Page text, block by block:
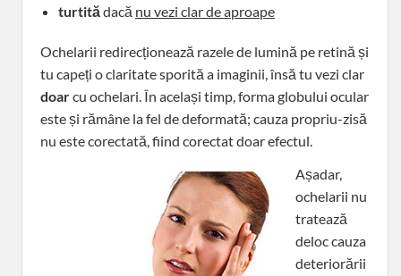
turtitădacă nu vezi clar de aproape
Ochelarii redirecționează razele de lumină pe retină și
tu capeți o claritate sporită a imaginii, însă tu vezi clar
doarcu ochelari. În același timp, forma globului ocular
este și rămâne la fel de deformată; cauza propriu-zisă
nu este corectată, fiind corectat doar efectul.
Așadar,
ochelarii nu
tratează
deloc cauza
deteriorării